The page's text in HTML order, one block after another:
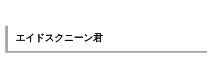
エイドスクニーン君